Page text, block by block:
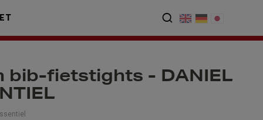
bib-fietstights - DANIEL